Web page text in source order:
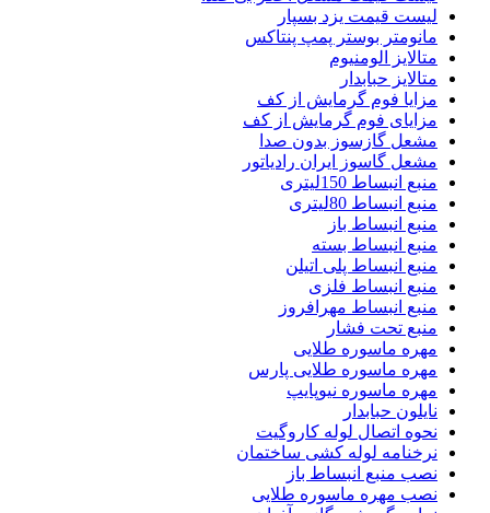
لیست قیمت یزد بسپار
مانومتر بوستر پمپ پنتاکس
متالایز الومنیوم
متالایز حبابدار
مزایا فوم گرمایش از کف
مزایای فوم گرمایش از کف
مشعل گازسوز بدون صدا
مشعل گاسوز ایران رادیاتور
منبع انبساط 150لیتری
منبع انبساط 80لیتری
منبع انبساط باز
منبع انبساط بسته
منبع انبساط پلی اتیلن
منبع انبساط فلزی
منبع انبساط مهرافروز
منبع تحت فشار
مهره ماسوره طلایی
مهره ماسوره طلایی پارس
مهره ماسوره نیوپایپ
نایلون حبابدار
نحوه اتصال لوله کاروگیت
نرخنامه لوله کشی ساختمان
نصب منبع انبساط باز
نصب مهره ماسوره طلایی